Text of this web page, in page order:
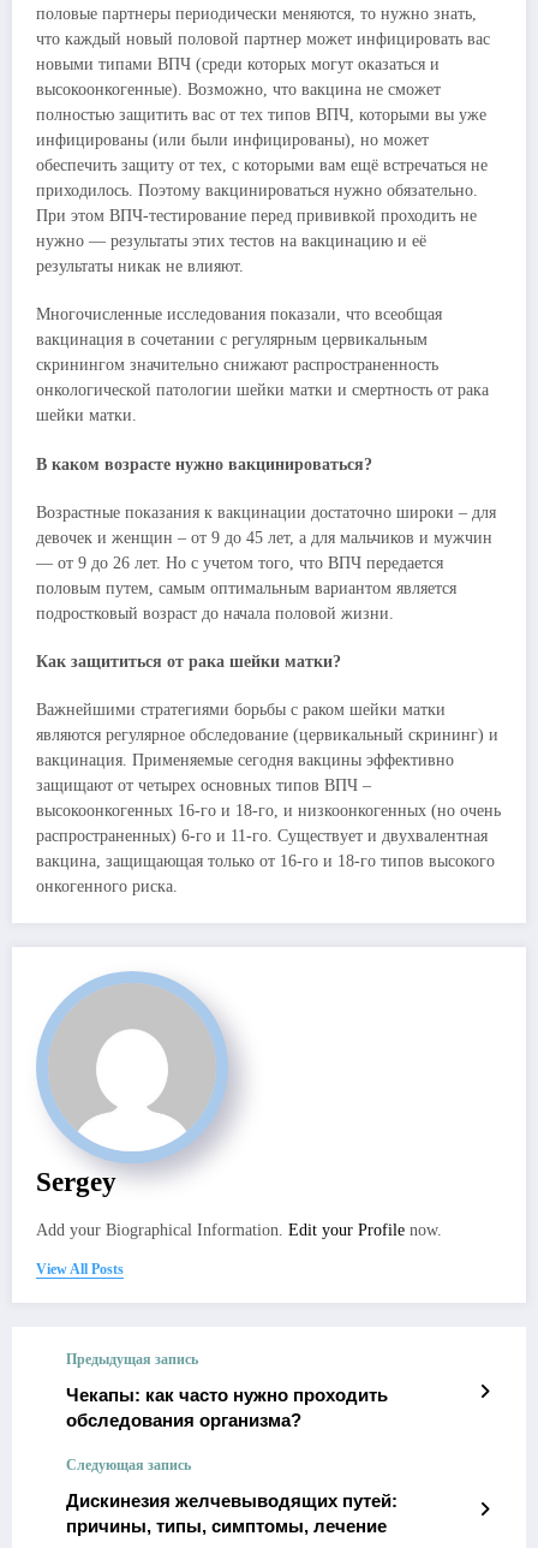
половые партнеры периодически меняются, то нужно знать,
что каждый новый половой партнер может инфицировать вас
новыми типами ВПЧ (среди которых могут оказаться и
высокоонкогенные). Возможно, что вакцина не сможет
полностью защитить вас от тех типов ВПЧ, которыми вы уже
инфицированы (или были инфицированы), но может
обеспечить защиту от тех, с которыми вам ещё встречаться не
приходилось. Поэтому вакцинироваться нужно обязательно.
При этом ВПЧ-тестирование перед прививкой проходить не
нужно — результаты этих тестов на вакцинацию и её
результаты никак не влияют.
Многочисленные исследования показали, что всеобщая
вакцинация в сочетании с регулярным цервикальным
скринингом значительно снижают распространенность
онкологической патологии шейки матки и смертность от рака
шейки матки.
В каком возрасте нужно вакцинироваться?
Возрастные показания к вакцинации достаточно широки – для
девочек и женщин – от 9 до 45 лет, а для мальчиков и мужчин
— от 9 до 26 лет. Но с учетом того, что ВПЧ передается
половым путем, самым оптимальным вариантом является
подростковый возраст до начала половой жизни.
Как защититься от рака шейки матки?
Важнейшими стратегиями борьбы с раком шейки матки
являются регулярное обследование (цервикальный скрининг) и
вакцинация. Применяемые сегодня вакцины эффективно
защищают от четырех основных типов ВПЧ –
высокоонкогенных 16-го и 18-го, и низкоонкогенных (но очень
распространенных) 6-го и 11-го. Существует и двухвалентная
вакцина, защищающая только от 16-го и 18-го типов высокого
онкогенного риска.
Sergey
Add your Biographical Information. Edit your Profile now.
View All Posts
Предыдущая запись
Чекапы: как часто нужно проходить
обследования организма?
Следующая запись
Дискинезия желчевыводящих путей:
причины, типы, симптомы, лечение